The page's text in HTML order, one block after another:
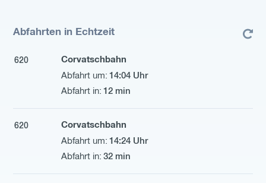
Abfahrten in Echtzeit
620
Corvatschbahn
14:04 Uhr
12 min
620
Corvatschbahn
14:24 Uhr
32 min